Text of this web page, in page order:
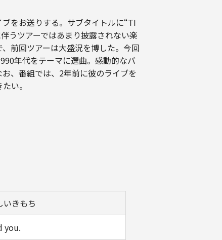
をお送りする。サブタイトルに“TI
うツアーではあまり披露されない楽
前回ツアーは大盛況を博した。今回
年代をテーマに選曲。感動的なバ
、番組では、2年前に彼のライブを
い。
いきもち
you.